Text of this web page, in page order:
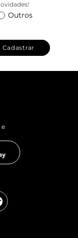
Outros
Cadastrar
e